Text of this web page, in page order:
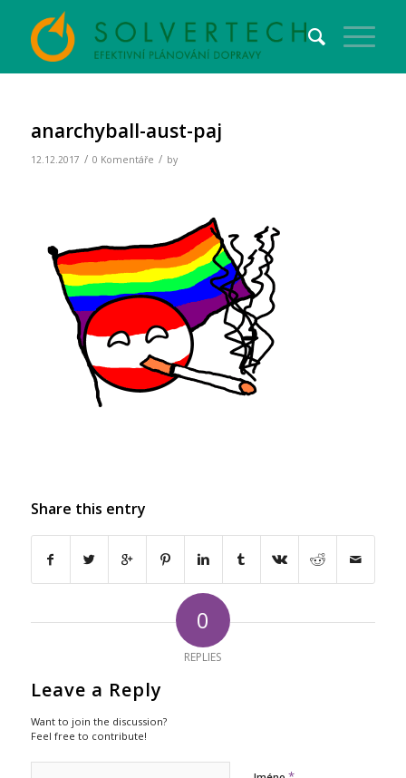
anarchyball-aust-paj
12.12.2017 / 0 Komentáře / by
Share this entry
0
REPLIES
Leave a Reply
Want to join the discussion?
Feel free to contribute!